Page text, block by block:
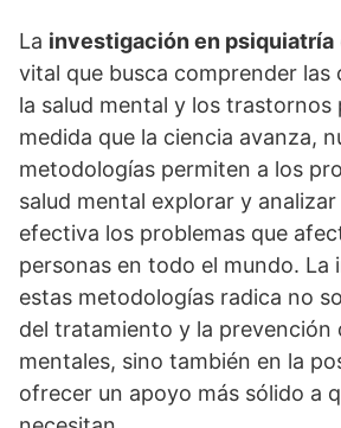
La investigación en psiquiatrí­a
vital que busca comprender las
la salud mental y los trastornos
medida que la ciencia avanza,
metodologí­as permiten a los
salud mental explorar y
efectiva los problemas que
personas en todo el mundo. La
estas metodologí­as radica no
del tratamiento y la prevención
mentales, sino también en la
ofrecer un apoyo más sólido a